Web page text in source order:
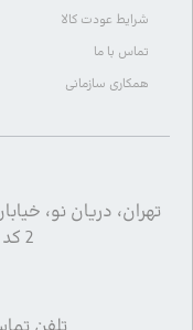
شرایط عودت کالا
تماس با ما
همکاری سازمانی
2 کد پستی 1455994633